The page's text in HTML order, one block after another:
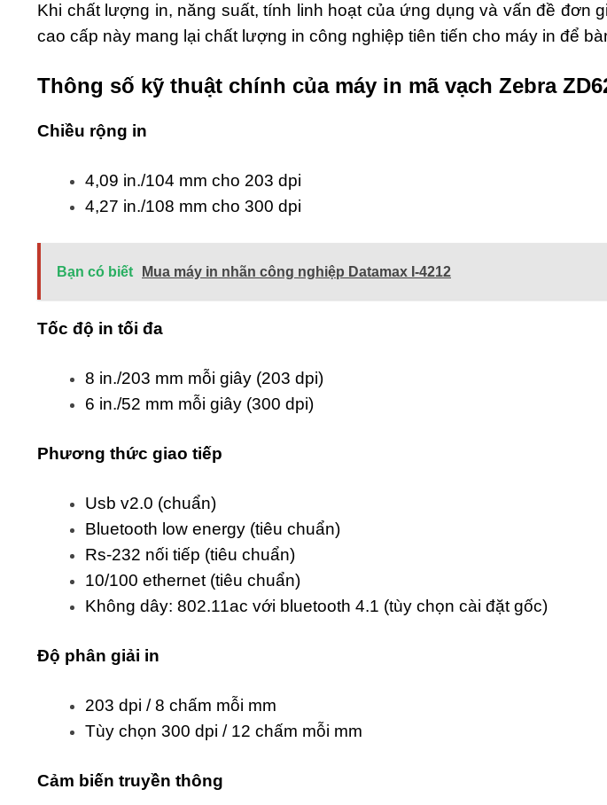
Khi chất lượng in, năng suất, tính linh hoạt của ứng dụng và vấn đề đơn
cao cấp này mang lại chất lượng in công nghiệp tiên tiến cho máy in để
Thông số kỹ thuật chính của máy in mã vạch Zebra
Chiều rộng in
4,09 in./104 mm cho 203 dpi
4,27 in./108 mm cho 300 dpi
Bạn có biết Mua máy in nhãn công nghiệp Datamax I-4212
Tốc độ in tối đa
8 in./203 mm mỗi giây (203 dpi)
6 in./52 mm mỗi giây (300 dpi)
Phương thức giao tiếp
Usb v2.0 (chuẩn)
Bluetooth low energy (tiêu chuẩn)
Rs-232 nối tiếp (tiêu chuẩn)
10/100 ethernet (tiêu chuẩn)
Không dây: 802.11ac với bluetooth 4.1 (tùy chọn cài đặt gốc)
Độ phân giải in
203 dpi / 8 chấm mỗi mm
Tùy chọn 300 dpi / 12 chấm mỗi mm
Cảm biến truyền thông